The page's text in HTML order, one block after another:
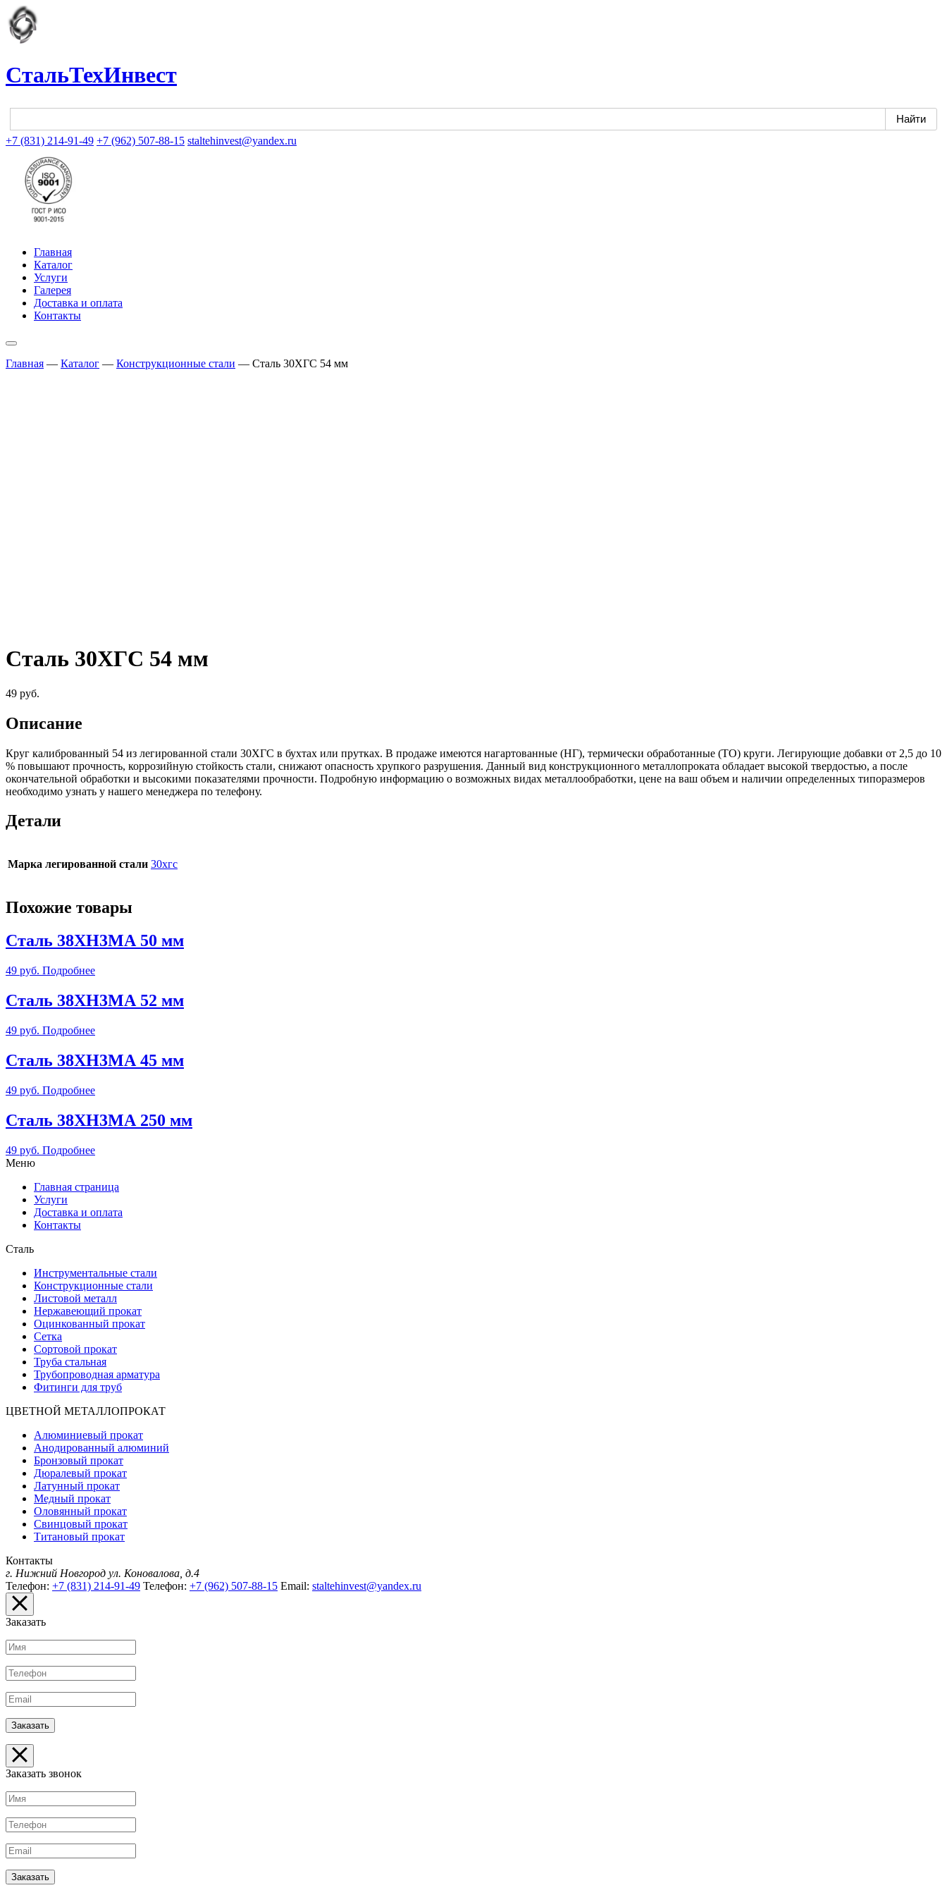
СтальТехИнвест
+7 (831) 214-91-49 +7 (962) 507-88-15 staltehinvest@yandex.ru
Главная
Каталог
Услуги
Галерея
Доставка и оплата
Контакты
Главная — Каталог — Конструкционные стали — Сталь 30ХГС 54 мм
Сталь 30ХГС 54 мм
49 руб.
Описание
Круг калиброванный 54 из легированной стали 30ХГС в бухтах или прутках. В продаже имеются нагартованные (НГ), термически обработанные (ТО) круги. Легирующие добавки от 2,5 до 10
% повышают прочность, коррозийную стойкость стали, снижают опасность хрупкого разрушения. Данный вид конструкционного металлопроката обладает высокой твердостью, а после
окончательной обработки и высокими показателями прочности. Подробную информацию о возможных видах металлообработки, цене на ваш объем и наличии определенных типоразмеров
необходимо узнать у нашего менеджера по телефону.
Детали
Марка легированной стали 30хгс
Похожие товары
Сталь 38ХН3МА 50 мм
49 руб. Подробнее
Сталь 38ХН3МА 52 мм
49 руб. Подробнее
Сталь 38ХН3МА 45 мм
49 руб. Подробнее
Сталь 38ХН3МА 250 мм
49 руб. Подробнее
Меню
Главная страница
Услуги
Доставка и оплата
Контакты
Сталь
Инструментальные стали
Конструкционные стали
Листовой металл
Нержавеющий прокат
Оцинкованный прокат
Сетка
Сортовой прокат
Труба стальная
Трубопроводная арматура
Фитинги для труб
ЦВЕТНОЙ МЕТАЛЛОПРОКАТ
Алюминиевый прокат
Анодированный алюминий
Бронзовый прокат
Дюралевый прокат
Латунный прокат
Медный прокат
Оловянный прокат
Свинцовый прокат
Титановый прокат
Контакты
г. Нижний Новгород ул. Коновалова, д.4
Телефон: +7 (831) 214-91-49 Телефон: +7 (962) 507-88-15 Email: staltehinvest@yandex.ru
Заказать
Заказать звонок